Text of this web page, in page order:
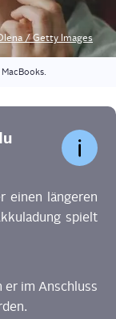
/ Get­ty Images
einen län­ge­ren
spielt
im Anschluss